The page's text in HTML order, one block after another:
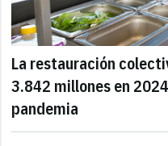
La restauración
3.842 millones en
pandemia